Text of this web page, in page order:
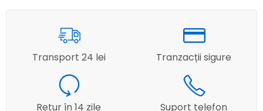
Transport 24 lei Tranzacții sigure
Retur în 14 zile Suport telefon